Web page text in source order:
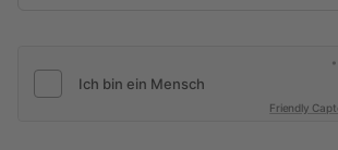
Friendly